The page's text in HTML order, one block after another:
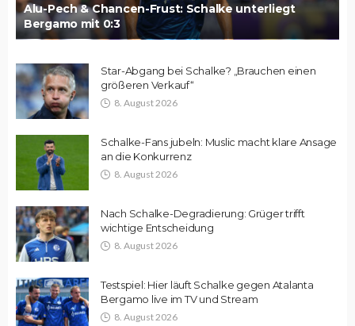
Alu-Pech & Chancen-Frust: Schalke unterliegt
Bergamo mit 0:3
Star-Abgang bei Schalke? „Brauchen einen
größeren Verkauf“
8. August 2026
Schalke-Fans jubeln: Muslic macht klare Ansage
an die Konkurrenz
8. August 2026
Nach Schalke-Degradierung: Grüger trifft
wichtige Entscheidung
8. August 2026
Testspiel: Hier läuft Schalke gegen Atalanta
Bergamo live im TV und Stream
8. August 2026